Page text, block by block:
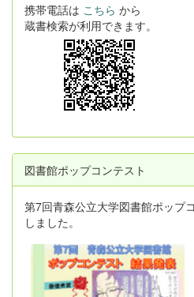
携帯電話は こちら から
蔵書検索が利用できます。
図書館ポップコンテスト
第7回青森公立大学図書館ポップ
しました。